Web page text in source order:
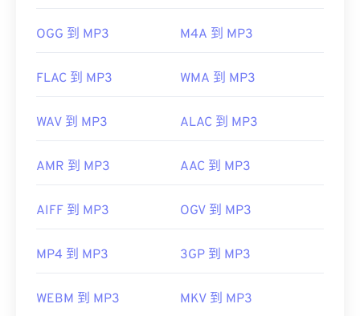
OGG 到 MP3 M4A 到 MP3
FLAC 到 MP3 WMA 到 MP3
WAV 到 MP3 ALAC 到 MP3
AMR 到 MP3 AAC 到 MP3
AIFF 到 MP3 OGV 到 MP3
MP4 到 MP3 3GP 到 MP3
WEBM 到 MP3 MKV 到 MP3